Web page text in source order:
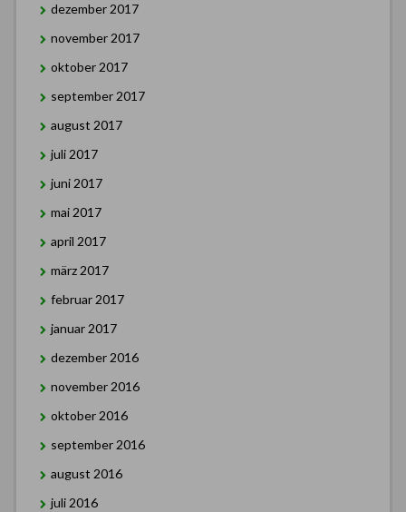
dezember 2017
november 2017
oktober 2017
september 2017
august 2017
juli 2017
juni 2017
mai 2017
april 2017
märz 2017
februar 2017
januar 2017
dezember 2016
november 2016
oktober 2016
september 2016
august 2016
juli 2016